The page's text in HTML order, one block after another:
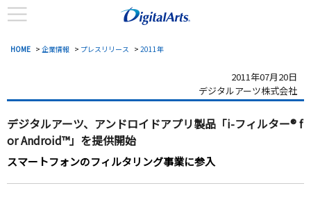
HOME > 企業情報 > プレスリリース > 2011年
2011年07月20日
デジタルアーツ株式会社
デジタルアーツ、アンドロイドアプリ製品 「i-フィルター® f
or Android™」を提供開始
スマートフォンのフィルタリング事業に参入